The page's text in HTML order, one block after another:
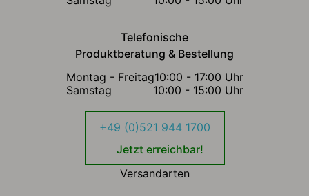
Telefonische
Produktberatung & Bestellung
Montag - Freitag10:00 - 17:00 Uhr
Samstag
10:00 - 15:00 Uhr
+49 (0)521 944 1700
Jetzt erreichbar!
Versandarten